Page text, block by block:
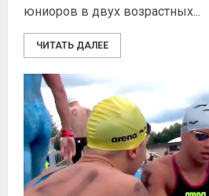
юниоров в двух возрастных...
ЧИТАТЬ ДАЛЕЕ